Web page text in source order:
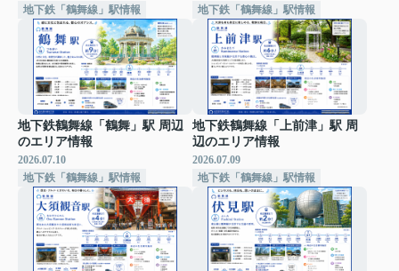
地下鉄「鶴舞線」駅情報
地下鉄「鶴舞線」駅情報
地下鉄鶴舞線「鶴舞」駅 周辺
のエリア情報
2026.07.10
地下鉄「鶴舞線」駅情報
地下鉄鶴舞線「上前津」駅 周
辺のエリア情報
2026.07.09
地下鉄「鶴舞線」駅情報